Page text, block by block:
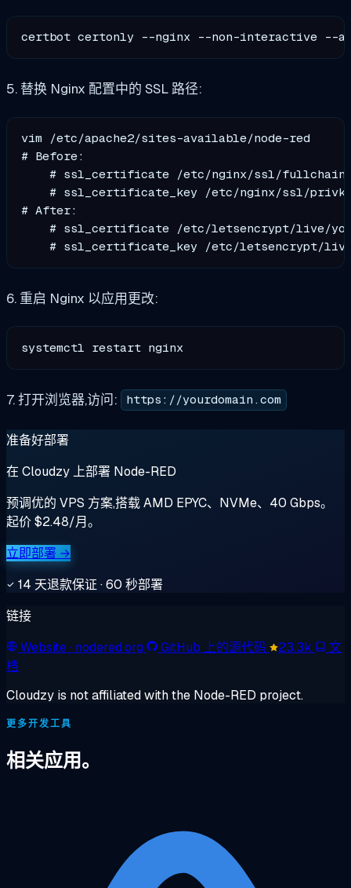
certbot certonly --nginx --non-interactive --
5. 替换 Nginx 配置中的 SSL 路径:
vim /etc/apache2/sites-available/node-red
# Before:
# ssl_certificate /etc/nginx/ssl/
# ssl_certificate_key /etc/nginx/ssl/
# After:
# ssl_certificate /etc/letsencrypt/live/
6. 重启 Nginx 以应用更改:
7. 打开浏览器,访问: https://yourdomain.com
准备好部署
在 Cloudzy 上部署 Node-RED
预调优的 VPS 方案,搭载 AMD EPYC、NVMe、40 Gbps。
起价 $2.48/月。
立即部署 →
14 天退款保证 · 60 秒部署
链接
Website· nodered.org GitHub 上的源代码 23.3k
文
档
Cloudzy is not affiliated with the Node-RED project.
更多开发工具
相关应用。